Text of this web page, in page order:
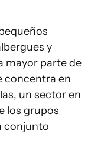
y
mayor parte de
concentra en
un sector en
los grupos
conjunto